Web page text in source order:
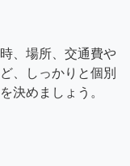
、場所、交通費や
、しっかりと個別
決めましょう。